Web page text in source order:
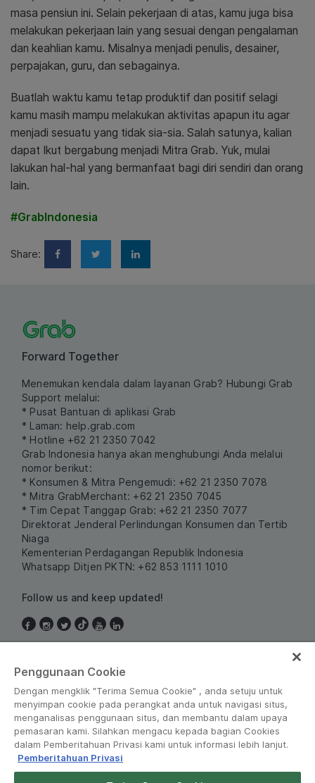
masa pensiun ini. Selain pekerjaan di atas, kamu juga bisa
melakukan pekerjaan lain yang sesuai dengan pengalaman
dan keahlian kamu. Misalnya menjadi penulis, desainer,
perpajakan, guru, dan sebagainya.
Buatlah waktu kamu tetap produktif dan positif selagi
kamu masih mampu melakukan aktivitas apapun itu agar
menjadi sesuatu yang tidak sia-sia. Salah satunya, kalian
dapat Ikut bergabung menjadi Mitra Grab. Yuk, mulai
lakukan hal-hal yang bermanfaat bagi diri sendiri dan orang
lain.
#GrabIndonesia
Share:
Forward Together
Menemukan kendala dalam layanan Grab? Hubungi Grab
Support melalui:
* Pusat Bantuan di aplikasi Grab
* Laman: help.grab.com
* Hotline +62 21 2350 7042
Grab Indonesia hanya akan menghubungi Anda melalui
nomor berikut:
* Konsumen & Mitra Pengemudi: +62 21 2350 7078
* Mitra GrabMerchant: +62 21 2350 7045
* Tim Cepat Tanggap Grab: +62 21 2350 7077
Direktorat Jenderal Perlindungan Konsumen dan Tertib
Niaga
Kementerian Perdagangan Republik Indonesia
Whatsapp Ditjen PKTN: +62 853 1111 1010
Follow us and keep updated!
Penggunaan Cookie
Dengan mengklik "Terima Semua Cookie" , anda setuju untuk
menyimpan cookie pada perangkat anda untuk navigasi situs,
menganalisas penggunaan situs, dan membantu dalam upaya
pemasaran kami. Silahkan mengacu kepada bagian Cookies
dalam Pemberitahuan Privasi kami untuk informasi lebih lanjut.
Pemberitahuan Privasi